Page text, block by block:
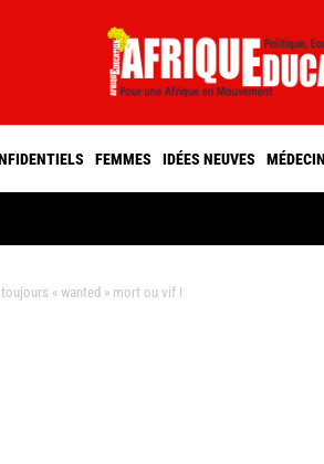
FEMMES IDÉES NEUVES
« wanted » mort ou vif !